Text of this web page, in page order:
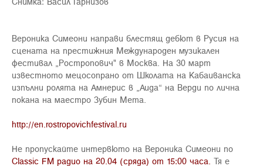
Вероника Симеони направи блестящ дебют в Русия на
сцената на престижния Международен музикален
фестивал „Ростропович" в Москва. На 30 март
известното мецосопрано от Школата на Кабаиванска
изпълни ролята на Амнерис в „Аида“ на Верди по лична
покана на маестро Зубин Мета.
http://en.rostropovichfestival.ru
Не пропускайте интервюто на Вероника Симеони по
Classic FM радио на 20.04 (сряда) от 15:00 часа. Тя е